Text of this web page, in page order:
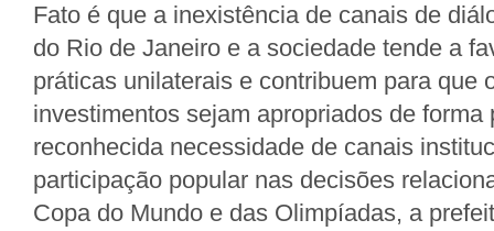
Fato é que a inexistência de canais de
do Rio de Janeiro e a sociedade tende a
práticas unilaterais e contribuem para que
investimentos sejam apropriados de forma
reconhecida necessidade de canais
participação popular nas decisões
Copa do Mundo e das Olimpíadas, a